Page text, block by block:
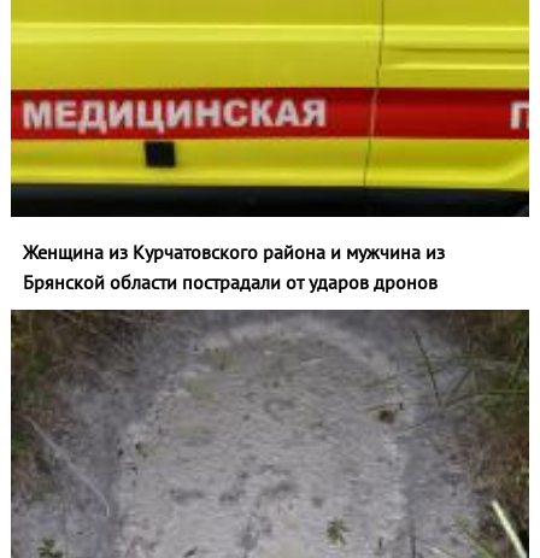
Женщина из Курчатовского района и мужчина из
Брянской области пострадали от ударов дронов